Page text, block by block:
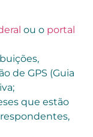
ou o portal
de GPS (Guia
que estão